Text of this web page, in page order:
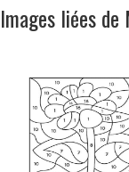
Images liées de